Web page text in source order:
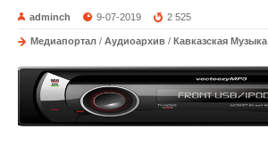
adminch 9-07-2019 2 525
Медиапортал / Аудиоархив / Кавказская Музыка